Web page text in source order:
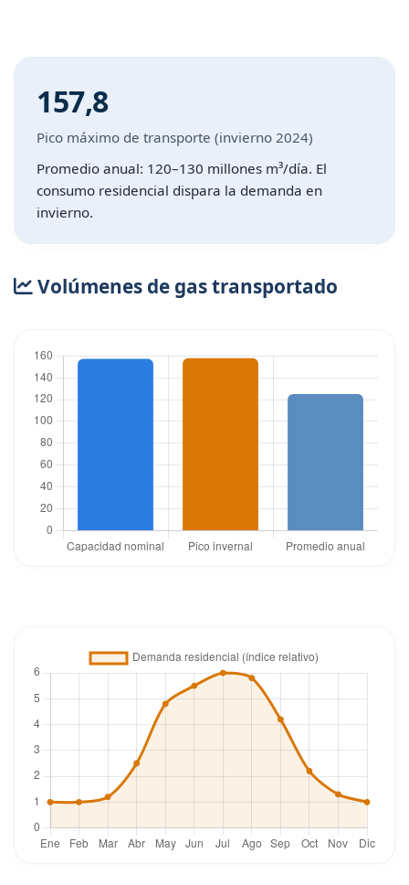
157,8
Pico máximo de transporte (invierno 2024)
Promedio anual: 120–130 millones m³/día. El
consumo residencial dispara la demanda en
invierno.
Volúmenes de gas transportado